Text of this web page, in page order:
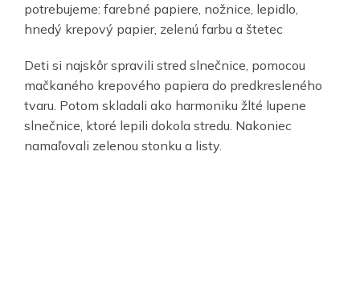
potrebujeme: farebné papiere, nožnice, lepidlo,
hnedý krepový papier, zelenú farbu a štetec
Deti si najskôr spravili stred slnečnice, pomocou
mačkaného krepového papiera do predkresleného
tvaru. Potom skladali ako harmoniku žlté lupene
slnečnice, ktoré lepili dokola stredu. Nakoniec
namaľovali zelenou stonku a listy.